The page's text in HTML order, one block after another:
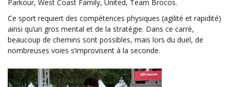
Parkour, West Coast Family, United, Team Brocos.
Ce sport requiert des compétences physiques (agilité et rapidité)
ainsi qu’un gros mental et de la stratégie. Dans ce carré,
beaucoup de chemins sont possibles, mais lors du duel, de
nombreuses voies s’improvisent à la seconde.